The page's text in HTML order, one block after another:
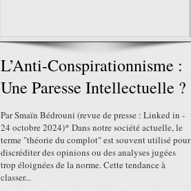
L’Anti-Conspirationnisme :
Une Paresse Intellectuelle ?
Par Smaïn Bédrouni (revue de presse : Linked in -
24 octobre 2024)* Dans notre société actuelle, le
terme "théorie du complot" est souvent utilisé pour
discréditer des opinions ou des analyses jugées
trop éloignées de la norme. Cette tendance à
classer...